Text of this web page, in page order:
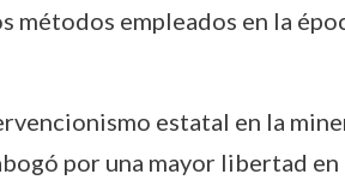
métodos empleados en la
estatal en la
por una mayor libertad